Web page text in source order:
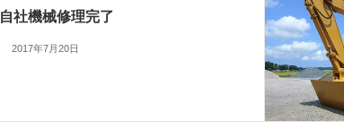
自社機械修理完了
2017年7月20日